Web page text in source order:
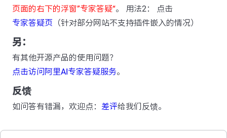
页面的右下的浮窗”专家答疑“。 用法2： 点击
专家答疑页 （针对部分网站不支持插件嵌入的情况）
另：
有其他开源产品的使用问题？
点击访问阿里AI专家答疑服务。
反馈
如问答有错漏，欢迎点： 差评给我们反馈。